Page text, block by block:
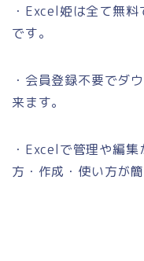
・Excel姫は全て無
です。
・会員登録不要でダ
来ます。
・Excelで管理や編
方・作成・使い方が簡